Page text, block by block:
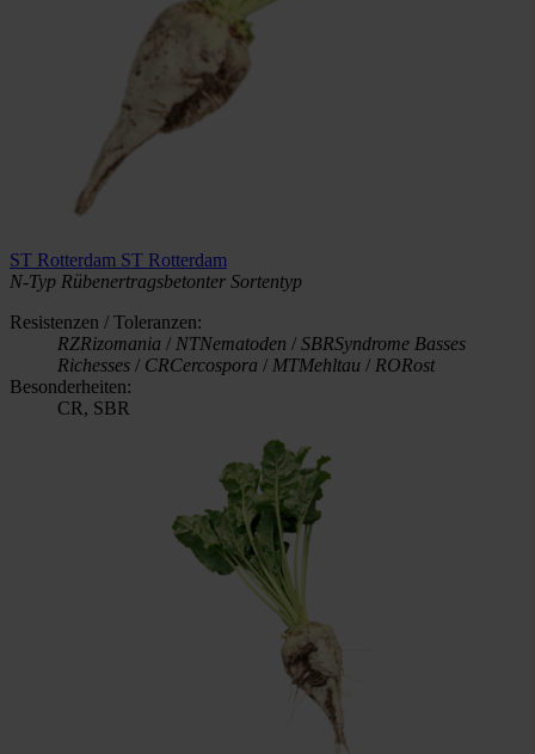
ST Rotterdam ST Rotterdam
N-Typ Rübenertragsbetonter Sortentyp
Resistenzen / Toleranzen:
RZRizomania / NTNematoden / SBRSyndrome Basses
Richesses / CRCercospora / MTMehltau / RORost
Besonderheiten:
CR, SBR